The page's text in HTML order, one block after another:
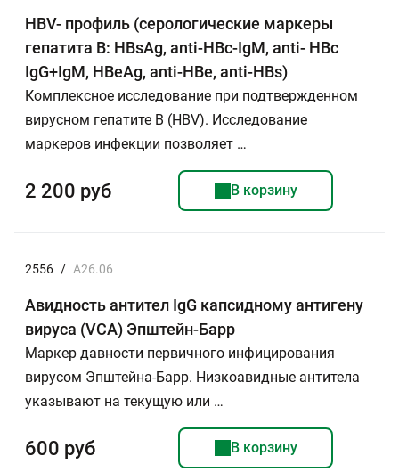
HBV- профиль (серологические маркеры
гепатита В: HBsAg, anti-HBc-IgM, anti- HBc
IgG+IgМ, HBeAg, anti-HBe, anti-HBs)
Комплексное исследование при подтвержденном
вирусном гепатите В (HBV). Исследование
маркеров инфекции позволяет …
2 200 руб В корзину
2556 / А26.06
Авидность антител IgG капсидному антигену
вируса (VCA) Эпштейн-Барр
Маркер давности первичного инфицирования
вирусом Эпштейна-Барр. Низкоавидные антитела
указывают на текущую или …
600 руб В корзину